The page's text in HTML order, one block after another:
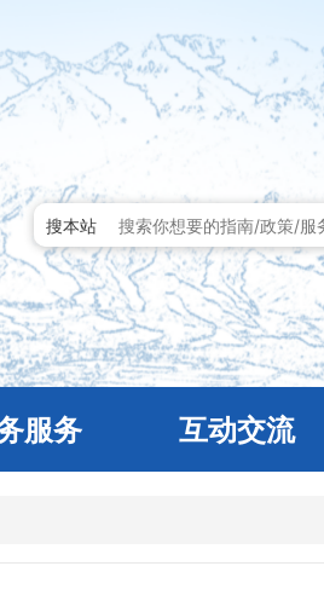
搜本站
服务 互动交流